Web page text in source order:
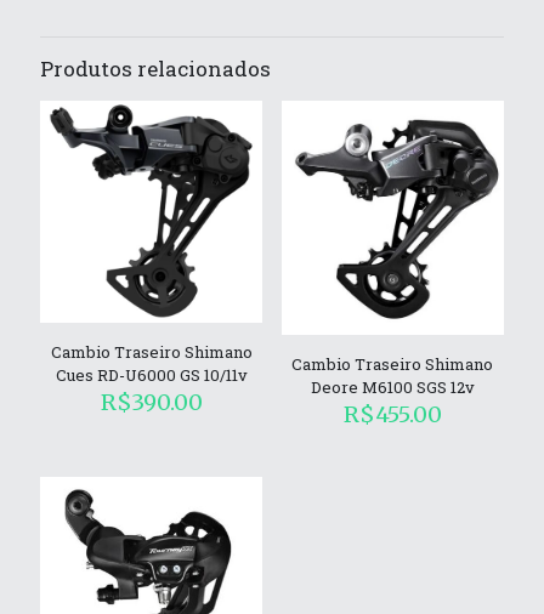
Produtos relacionados
Cambio Traseiro Shimano
Cues RD-U6000 GS 10/11v
R$390.00
Cambio Traseiro Shimano
Deore M6100 SGS 12v
R$455.00